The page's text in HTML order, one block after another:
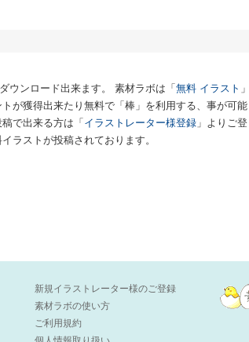
ウンロード出来ます。 素材ラボは「 無料 イラスト 」
が獲得出来たり無料で「棒」を利用する、事が可能
稿で出来る方は「 イラストレーター様登録 」よりご登
ラストが投稿されております。
新規イラストレーター様のご登録
素材ラボの使い方
ご利用規約